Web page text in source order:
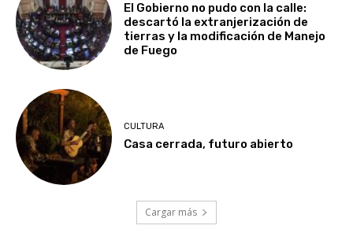
El Gobierno no pudo con la calle:
descartó la extranjerización de
tierras y la modificación de Manejo
de Fuego
CULTURA
Casa cerrada, futuro abierto
Cargar más